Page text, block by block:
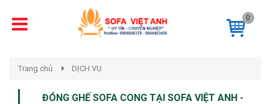
0
Trang chủ DỊCH VỤ
ĐÓNG GHẾ SOFA CONG TẠI SOFA VIỆT ANH -